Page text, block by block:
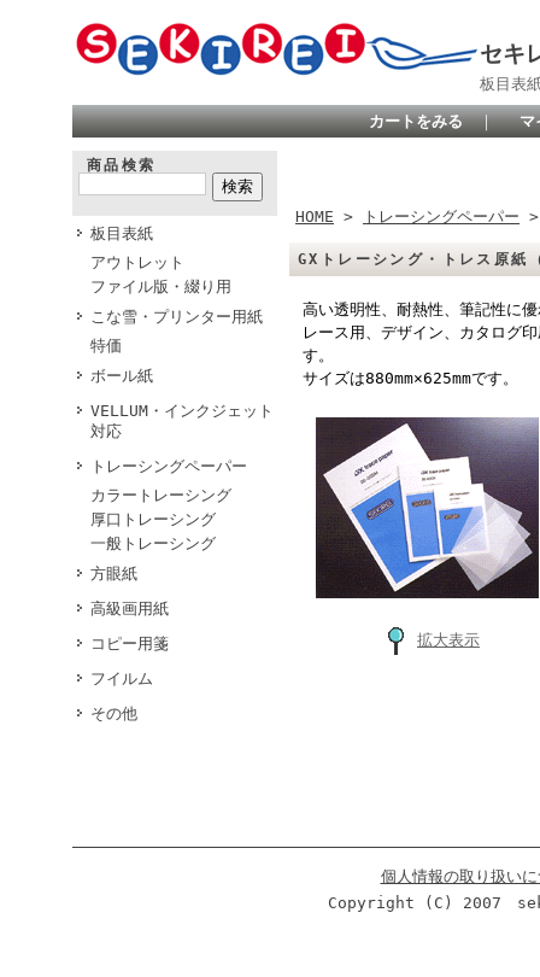
セキ
板目表
カートをみる ｜ マ
商品検索
板目表紙
アウトレット
ファイル版・綴り用
こな雪・プリンター用紙
特価
ボール紙
VELLUM・インクジェット
対応
トレーシングペーパー
カラートレーシング
厚口トレーシング
一般トレーシング
方眼紙
高級画用紙
コピー用箋
フイルム
その他
HOME > トレーシングペーパー
GXトレーシング・トレス
高い透明性、耐熱性、筆記性に
レース用、デザイン、カタログ
す。
サイズは880mm×625mmです。
拡大表示
個人情報の取り扱い
Copyright (C) 2007